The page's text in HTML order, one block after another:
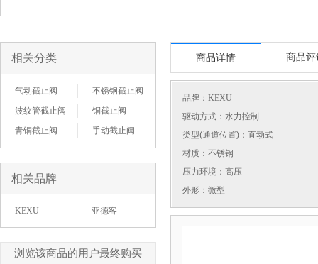
相关分类
气动截止阀
不锈钢截止阀
波纹管截止阀
铜截止阀
青铜截止阀
手动截止阀
相关品牌
KEXU 亚德客
浏览该商品的用户最终购买
商品详情 商品评
品牌： KEXU
驱动方式：水力控制
类型(通道位置)：直动式
材质：不锈钢
压力环境：高压
外形：微型